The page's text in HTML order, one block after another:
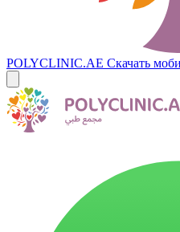
POLYCLINIC.AE Скачать